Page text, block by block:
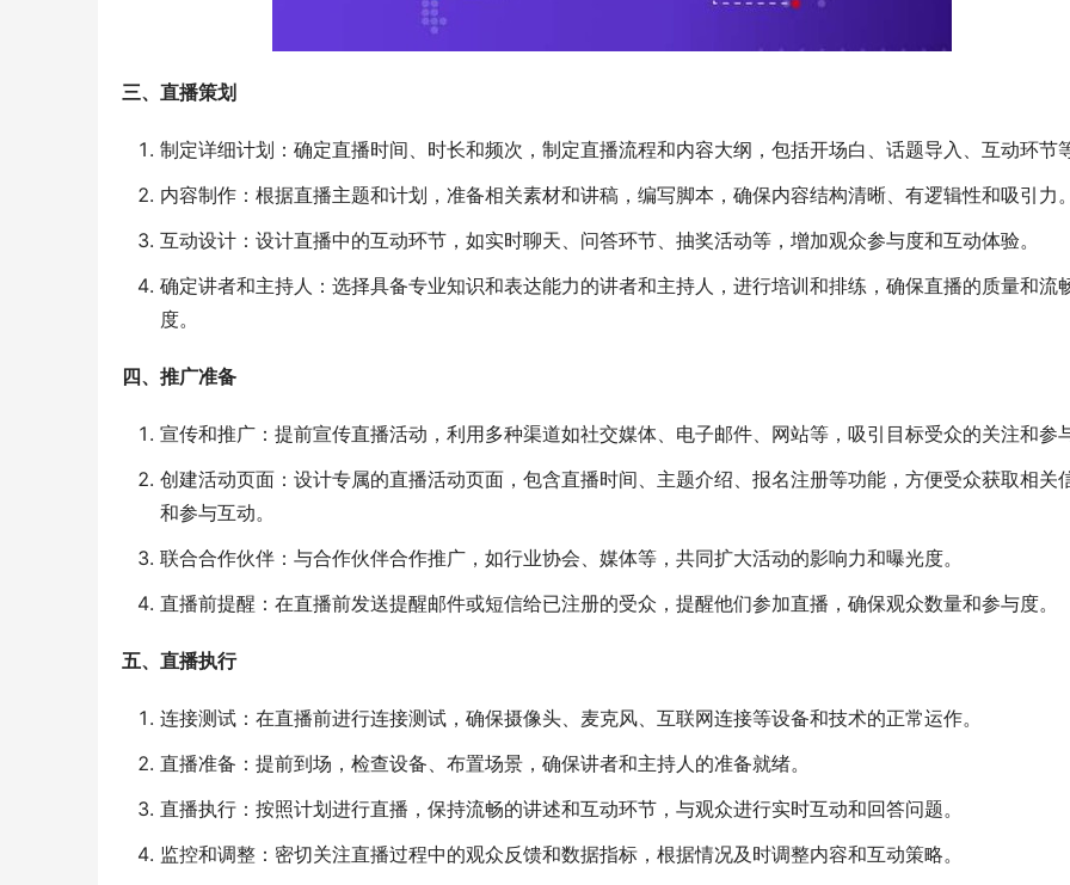
三、直播策划
制定详细计划：确定直播时间、时长和频次，制定直播流程和内容大纲，包括开场白、话题导入、互动环节
内容制作：根据直播主题和计划，准备相关素材和讲稿，编写脚本，确保内容结构清晰、有逻辑性和吸引力
互动设计：设计直播中的互动环节，如实时聊天、问答环节、抽奖活动等，增加观众参与度和互动体验。
确定讲者和主持人：选择具备专业知识和表达能力的讲者和主持人，进行培训和排练，确保直播的质量和流
度。
四、推广准备
宣传和推广：提前宣传直播活动，利用多种渠道如社交媒体、电子邮件、网站等，吸引目标受众的关注和参
创建活动页面：设计专属的直播活动页面，包含直播时间、主题介绍、报名注册等功能，方便受众获取相关
和参与互动。
联合合作伙伴：与合作伙伴合作推广，如行业协会、媒体等，共同扩大活动的影响力和曝光度。
直播前提醒：在直播前发送提醒邮件或短信给已注册的受众，提醒他们参加直播，确保观众数量和参与度。
五、直播执行
连接测试：在直播前进行连接测试，确保摄像头、麦克风、互联网连接等设备和技术的正常运作。
直播准备：提前到场，检查设备、布置场景，确保讲者和主持人的准备就绪。
直播执行：按照计划进行直播，保持流畅的讲述和互动环节，与观众进行实时互动和回答问题。
监控和调整：密切关注直播过程中的观众反馈和数据指标，根据情况及时调整内容和互动策略。